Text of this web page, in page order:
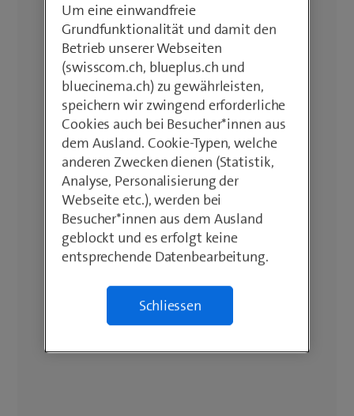
Um eine einwandfreie
Grundfunktionalität und damit den
Betrieb unserer Webseiten
(swisscom.ch, blueplus.ch und
bluecinema.ch) zu gewährleisten,
speichern wir zwingend erforderliche
Cookies auch bei Besucher*innen aus
dem Ausland. Cookie-Typen, welche
anderen Zwecken dienen (Statistik,
Analyse, Personalisierung der
Webseite etc.), werden bei
Besucher*innen aus dem Ausland
geblockt und es erfolgt keine
entsprechende Datenbearbeitung.
Schliessen